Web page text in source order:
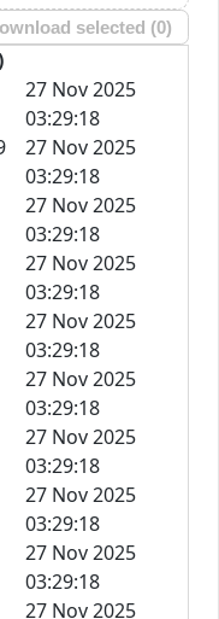
selected (0)
27 Nov 2025
03:29:18
27 Nov 2025
03:29:18
27 Nov 2025
03:29:18
27 Nov 2025
03:29:18
27 Nov 2025
03:29:18
27 Nov 2025
03:29:18
27 Nov 2025
03:29:18
27 Nov 2025
03:29:18
27 Nov 2025
03:29:18
27 Nov 2025